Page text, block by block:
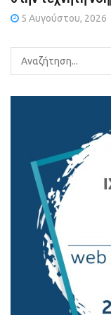
5 Αυγούστου, 2026